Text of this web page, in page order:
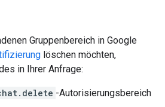
Gruppenbereich in Google
löschen möchten,
in Ihrer Anfrage:
-Autorisierungsbereich